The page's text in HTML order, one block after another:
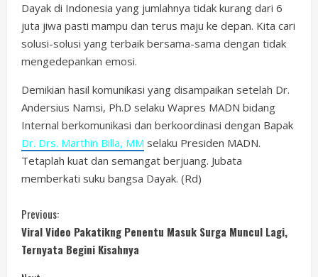
Dayak di Indonesia yang jumlahnya tidak kurang dari 6
juta jiwa pasti mampu dan terus maju ke depan. Kita cari
solusi-solusi yang terbaik bersama-sama dengan tidak
mengedepankan emosi.
Demikian hasil komunikasi yang disampaikan setelah Dr.
Andersius Namsi, Ph.D selaku Wapres MADN bidang
Internal berkomunikasi dan berkoordinasi dengan Bapak
Dr. Drs. Marthin Billa, MM selaku Presiden MADN.
Tetaplah kuat dan semangat berjuang. Jubata
memberkati suku bangsa Dayak. (Rd)
C
o
Previous:
Viral Video Pakatikng Penentu Masuk Surga Muncul Lagi,
Ternyata Begini Kisahnya